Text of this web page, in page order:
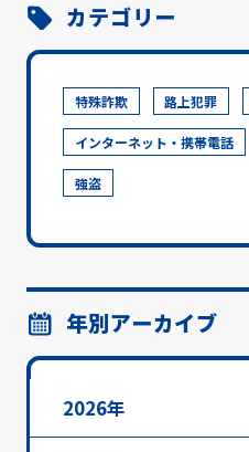
カテゴリー
特殊詐欺 路上犯罪
インターネット・携帯電話
強盗
年別アーカイブ
2026年